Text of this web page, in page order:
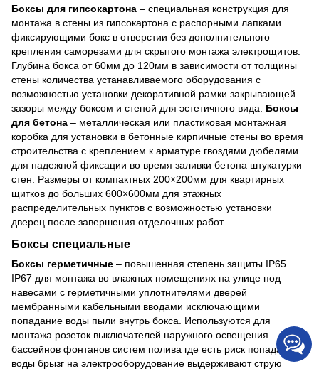
Боксы для гипсокартона – специальная конструкция для
монтажа в стены из гипсокартона с распорными лапками
фиксирующими бокс в отверстии без дополнительного
крепления саморезами для скрытого монтажа электрощитов.
Глубина бокса от 60мм до 120мм в зависимости от толщины
стены количества устанавливаемого оборудования с
возможностью установки декоративной рамки закрывающей
зазоры между боксом и стеной для эстетичного вида. Боксы
для бетона – металлическая или пластиковая монтажная
коробка для установки в бетонные кирпичные стены во время
строительства с креплением к арматуре гвоздями дюбелями
для надежной фиксации во время заливки бетона штукатурки
стен. Размеры от компактных 200×200мм для квартирных
щитков до больших 600×600мм для этажных
распределительных пунктов с возможностью установки
дверец после завершения отделочных работ.
Боксы специальные
Боксы герметичные – повышенная степень защиты IP65
IP67 для монтажа во влажных помещениях на улице под
навесами с герметичными уплотнителями дверей
мембранными кабельными вводами исключающими
попадание воды пыли внутрь бокса. Используются для
монтажа розеток выключателей наружного освещения
бассейнов фонтанов систем полива где есть риск попадания
воды брызг на электрооборудование выдерживают струю